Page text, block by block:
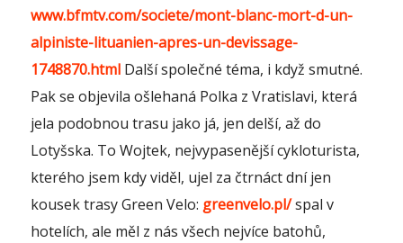
www.bfmtv.com/societe/mont-blanc-mort-d-un-
alpiniste-lituanien-apres-un-devissage-
1748870.html Další společné téma, i když smutné.
Pak se objevila ošlehaná Polka z Vratislavi, která
jela podobnou trasu jako já, jen delší, až do
Lotyšska. To Wojtek, nejvypasenější cykloturista,
kterého jsem kdy viděl, ujel za čtrnáct dní jen
kousek trasy Green Velo: greenvelo.pl/spal v
hotelích, ale měl z nás všech nejvíce batohů,